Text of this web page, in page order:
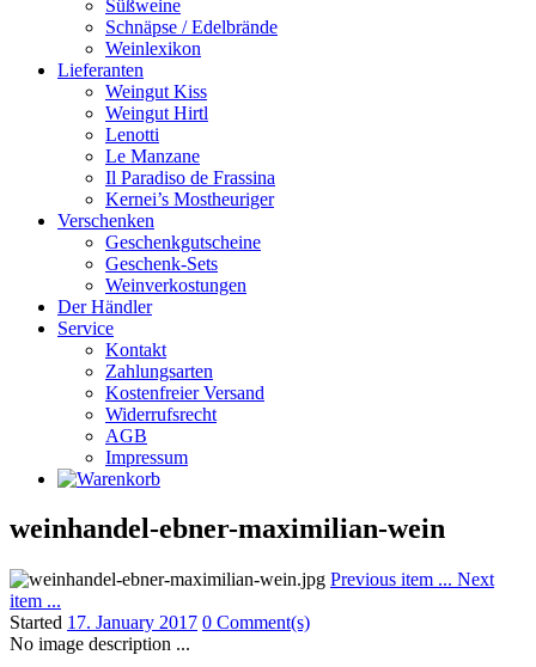
Süßweine
Schnäpse / Edelbrände
Weinlexikon
Lieferanten
Weingut Kiss
Weingut Hirtl
Lenotti
Le Manzane
Il Paradiso de Frassina
Kernei’s Mostheuriger
Verschenken
Geschenkgutscheine
Geschenk-Sets
Weinverkostungen
Der Händler
Service
Kontakt
Zahlungsarten
Kostenfreier Versand
Widerrufsrecht
AGB
Impressum
weinhandel-ebner-maximilian-wein
Previous item ... Next
item ...
Started 17. January 2017 0 Comment(s)
No image description ...